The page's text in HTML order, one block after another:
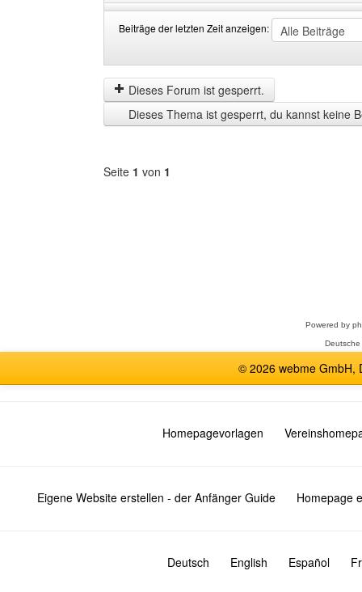
Beiträge der letzten Zeit anzeigen:
der
letzten
Zeit
anzeigen
by
Dieses Forum ist gesperrt.
Dieses Thema ist gesperrt, du kannst keine
Seite 1 von 1
Powered by
© 2026 webme GmbH,
Homepagevorlagen
Eigene Website erstellen - der Anfänger Guide Homepage
Deutsch English Español